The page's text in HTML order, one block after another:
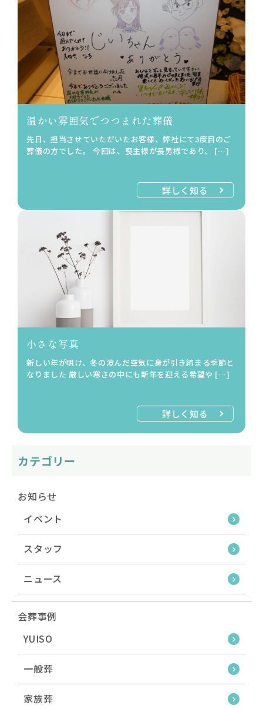
温かい雰囲気でつつまれた葬儀
先日、担当させていただいたお客様、弊社にて3度目のご
葬儀の方でした。 今回は、喪主様が長男様であり、 […]
詳しく知る
小さな写真
新しい年が明け、冬の澄んだ空気に身が引き締まる季節と
なりました 厳しい寒さの中にも新年を迎える希望や […]
詳しく知る
カテゴリー
お知らせ
イベント
スタッフ
ニュース
会葬事例
YUISO
一般葬
家族葬